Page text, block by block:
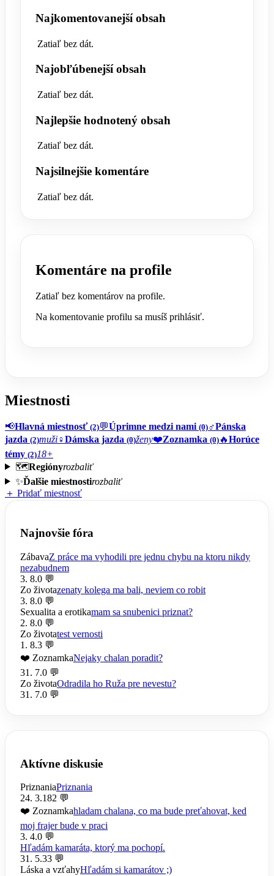
Najkomentovanejší obsah
Zatiaľ bez dát.
Najobľúbenejší obsah
Zatiaľ bez dát.
Najlepšie hodnotený obsah
Zatiaľ bez dát.
Najsilnejšie komentáre
Zatiaľ bez dát.
Komentáre na profile
Zatiaľ bez komentárov na profile.
Na komentovanie profilu sa musíš prihlásiť.
Miestnosti
📢Hlavná miestnosť (2)💬Úprimne medzi nami (0)♂️Pánska
jazda (2)muži♀️Dámska jazda (0)ženy❤️Zoznamka (0) 🔥Horúce
témy (2)18+
🗺️Regiónyrozbaliť
✨Ďalšie miestnostirozbaliť
＋ Pridať miestnosť
Najnovšie fóra
ZábavaZ práce ma vyhodili pre jednu chybu na ktoru nikdy
nezabudnem
3. 8.0 💬
Zo životazenaty kolega ma bali, neviem co robit
3. 8.0 💬
Sexualita a erotikamam sa snubenici priznat?
2. 8.0 💬
Zo životatest vernosti
1. 8.3 💬
❤️ ZoznamkaNejaky chalan poradit?
31. 7.0 💬
Zo životaOdradila ho Ruža pre nevestu?
31. 7.0 💬
Aktívne diskusie
PriznaniaPriznania
24. 3.182 💬
❤️ Zoznamkahladam chalana, co ma bude preťahovat, ked
moj frajer bude v praci
3. 4.0 💬
Hľadám kamaráta, ktorý ma pochopí.
31. 5.33 💬
Láska a vzťahyHľadám si kamarátov ;)